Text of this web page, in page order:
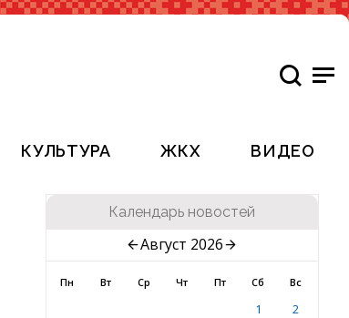
КУЛЬТУРА ЖКХ ВИДЕО
Календарь новостей
Август 2026
Пн Вт Ср Чт Пт Сб Вс
1
2